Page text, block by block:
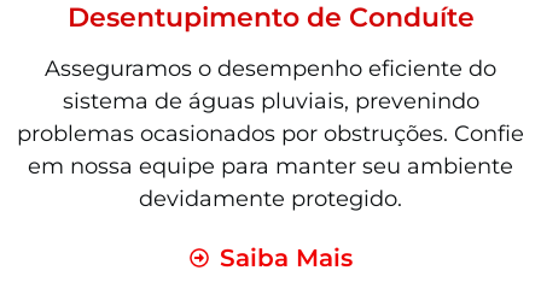
Desentupimento de Conduíte
Asseguramos o desempenho eficiente do
sistema de águas pluviais, prevenindo
problemas ocasionados por obstruções. Confie
em nossa equipe para manter seu ambiente
devidamente protegido.
Saiba Mais